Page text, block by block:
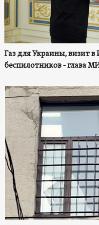
Газ для Украины, визит
беспилотников - глава